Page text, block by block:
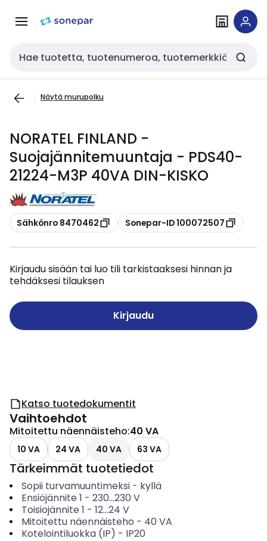
navigointiinsisältöön
Haku
Näytä murupolku
NORATEL FINLAND -
Suojajännitemuuntaja - PDS40-
21224-M3P 40VA DIN-KISKO
Kopioi
Sähkönro 8470462 Kopioi
Sonepar-ID 100072507
Kirjaudu sisään tai luo tili tarkistaaksesi hinnan ja
tehdäksesi tilauksen
Kirjaudu
Katso tuotedokumentit
Vaihtoehdot
Mitoitettu näennäisteho:40 VA
10 VA 24 VA 40 VA 63 VA
Tärkeimmät tuotetiedot
Sopii turvamuuntimeksi- kyllä
Ensiöjännite 1 - 230...230 V
Toisiojännite 1 - 12...24 V
Mitoitettu näennäisteho - 40 VA
Kotelointiluokka (IP) - IP20